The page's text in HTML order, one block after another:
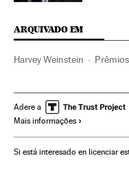
ARQUIVADO EM
Harvey Weinstein
Cinema dos Estados Unidos
Estados Unidos
Indústria Cinematográfica
Adere a
Mais informações
Si está interesado en licenciar